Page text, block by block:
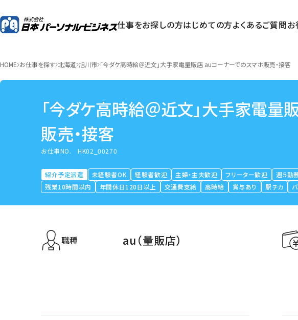
仕事をお探しの方はじめての方よくあるご質問
HOME お仕事を探す 北海道 旭川市 「今ダケ高時給＠近文」大手家電量販店 auコーナーでのスマホ販売・接客
「今ダケ高時給＠近文」大手家電
販売・接客
お仕事NO.HK02_00270
紹介予定派遣 未経験者OK 経験者歓迎 主婦・主夫歓迎 フリーター歓迎 週５勤
残業10時間以内
年間休日120日以上 交通費支給 高時給 賞与あり 駅チカ
職種 au（量販店）